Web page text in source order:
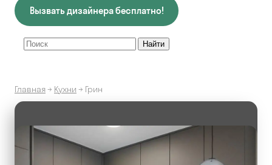
Вызвать дизайнера бесплатно!
Главная→ Кухни → Грин